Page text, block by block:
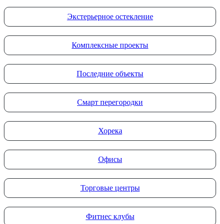
Экстерьерное остекление
Комплексные проекты
Последние объекты
Смарт перегородки
Хорека
Офисы
Торговые центры
Фитнес клубы